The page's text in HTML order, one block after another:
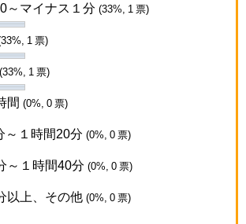
マイナス１分 (33%, 1 票)
1 票)
(33%, 1 票)
間 (0%, 0 票)
１時間20分 (0%, 0 票)
～１時間40分 (0%, 0 票)
以上、その他 (0%, 0 票)